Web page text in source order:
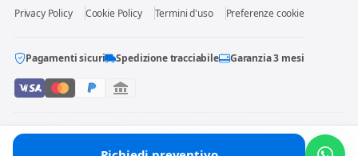
Privacy Policy
Cookie Policy Termini d'uso Preferenze cookie
Pagamenti sicuri Spedizione tracciabile Garanzia 3 mesi
BresciaPC S.r.l. è un centro di riparazione indipendente: non è affiliata
né autorizzata dai produttori dei dispositivi riparati. Marchi e loghi